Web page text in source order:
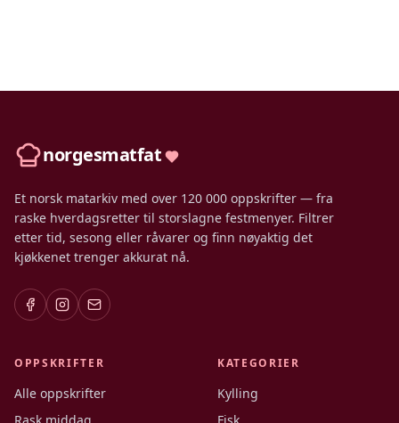
norgesmatfat
Et norsk matarkiv med over 120 000 oppskrifter — fra
raske hverdagsretter til storslagne festmenyer. Filtrer
etter tid, sesong eller råvarer og finn nøyaktig det
kjøkkenet trenger akkurat nå.
OPPSKRIFTER
Alle oppskrifter
KATEGORIER
Kylling